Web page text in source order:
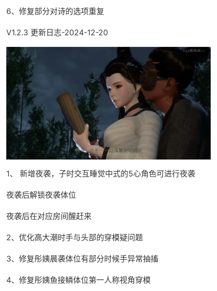
6、修复部分对诗的选项重复
V1.2.3 更新日志-2024-12-20
1、 新增夜袭，子时交互睡觉中式的5心角色可进行夜袭
夜袭后解锁夜袭体位
夜袭后在对应房间醒赶来
2、优化高大潮时手与头部的穿模疑问题
3、修复彤姨晨袭体位有部分时候手异常抽搐
4、修复彤姨鱼接鳞体位第一人称视角穿模